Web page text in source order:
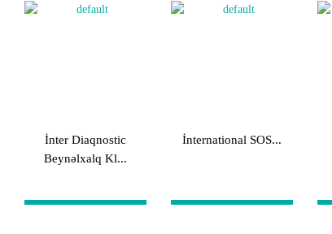
İnter Diaqnostic
Beynəlxalq Kl...
İnternational SOS...